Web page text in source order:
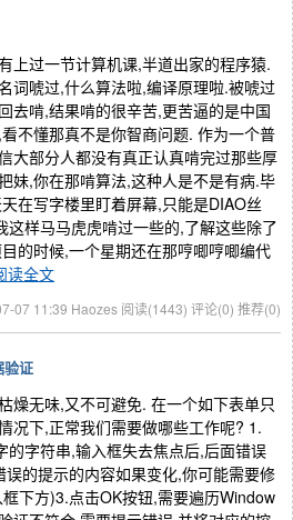
上过一节计算机课,半道出家的程序猿.
词唬过,什么算法啦,编译原理啦.被唬过
去啃,结果啃的很辛苦,更苦逼的是中国
不懂那真不是你智商问题. 作为一个普
大部分人都没有真正认真啃完过那些厚
妹,你在那啃算法,这种人是不是有病.毕
在写字楼里盯着屏幕,只能是DIAO丝
这样马马虎虎啃过一些的,了解这些除了
的时候,一个星期还在那哼唧哼唧编代
读全文
07 11:39 Haozes 阅读(1443) 评论(0) 推荐(0)
证
燥无味,又不可避免. 在一个如下表单只
况下,正常我们需要做哪些工作呢? 1.
的字符串,输入框失去焦点后,后面错误
的提示的内容如果变化,你可能需要修
下方)3.点击OK按钮,需要遍历Window